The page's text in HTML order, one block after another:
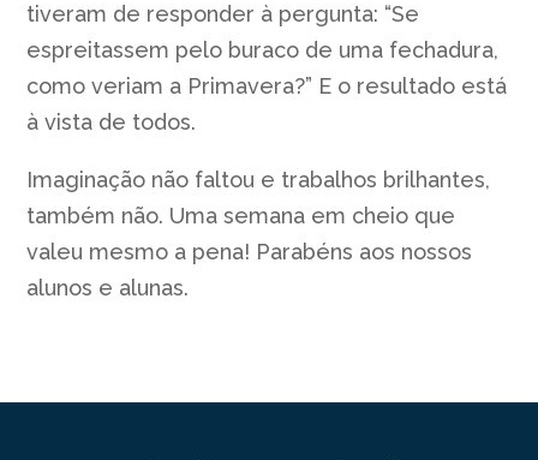
tiveram de responder à pergunta: “Se
espreitassem pelo buraco de uma fechadura,
como veriam a Primavera?” E o resultado está
à vista de todos.
Imaginação não faltou e trabalhos brilhantes,
também não. Uma semana em cheio que
valeu mesmo a pena! Parabéns aos nossos
alunos e alunas.